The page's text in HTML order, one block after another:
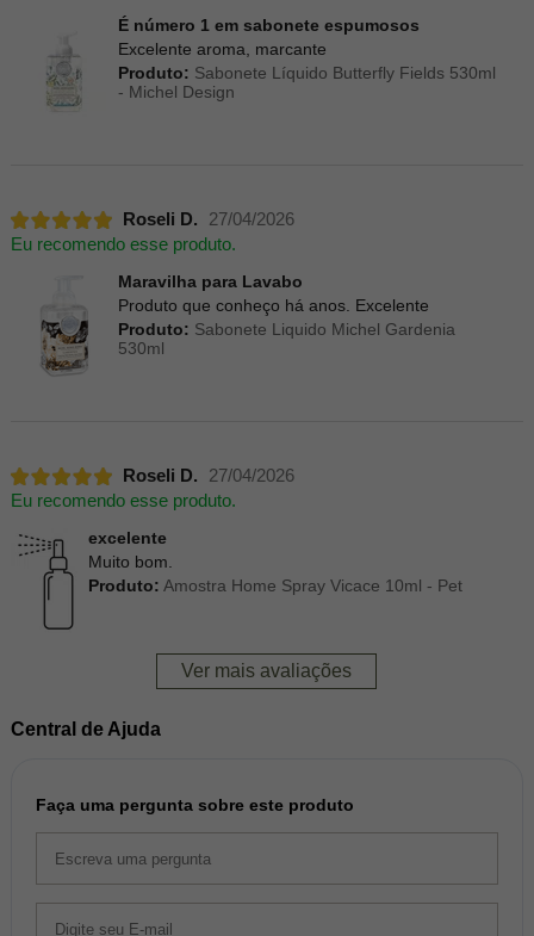
É número 1 em sabonete espumosos
Excelente aroma, marcante
Produto: Sabonete Líquido Butterfly Fields 530ml
- Michel Design
Roseli D.
27/04/2026
Eu recomendo esse produto.
Maravilha para Lavabo
Produto que conheço há anos. Excelente
Produto: Sabonete Liquido Michel Gardenia
530ml
Roseli D.
27/04/2026
Eu recomendo esse produto.
excelente
Muito bom.
Produto: Amostra Home Spray Vicace 10ml - Pet
Ver mais avaliações
Central de Ajuda
Faça uma pergunta sobre este produto